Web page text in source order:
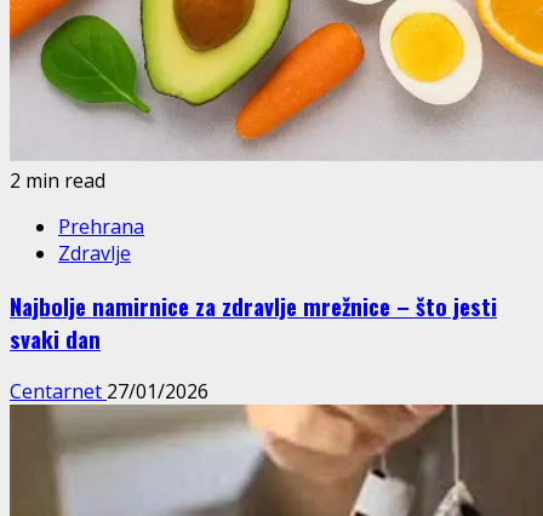
2 min read
Prehrana
Zdravlje
Najbolje namirnice za zdravlje mrežnice – što jesti
svaki dan
Centarnet 27/01/2026